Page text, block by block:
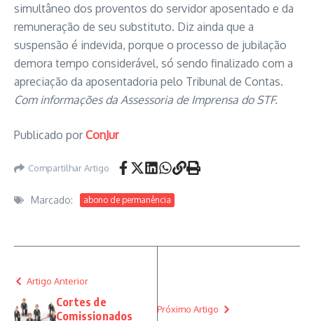
simultâneo dos proventos do servidor aposentado e da
remuneração de seu substituto. Diz ainda que a
suspensão é indevida, porque o processo de jubilação
demora tempo considerável, só sendo finalizado com a
apreciação da aposentadoria pelo Tribunal de Contas.
Com informações da Assessoria de Imprensa do STF.
Publicado porConJur
Compartilhar Artigo
Marcado: abono de permanência
Artigo Anterior
Cortes de
Comissionados
Próximo Artigo